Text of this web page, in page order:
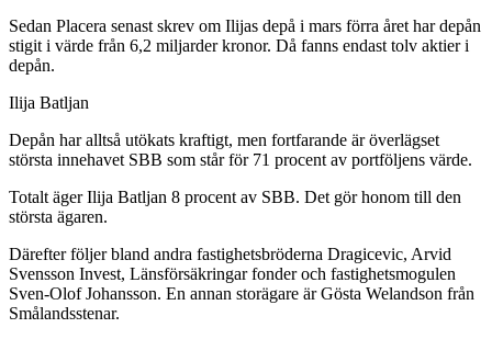
Sedan Placera senast skrev om Ilijas depå i mars förra året har depån
stigit i värde från 6,2 miljarder kronor. Då fanns endast tolv aktier i
depån.
Ilija Batljan
Depån har alltså utökats kraftigt, men fortfarande är överlägset
största innehavet SBB som står för 71 procent av portföljens värde.
Totalt äger Ilija Batljan 8 procent av SBB. Det gör honom till den
största ägaren.
Därefter följer bland andra fastighetsbröderna Dragicevic, Arvid
Svensson Invest, Länsförsäkringar fonder och fastighetsmogulen
Sven-Olof Johansson. En annan storägare är Gösta Welandson från
Smålandsstenar.